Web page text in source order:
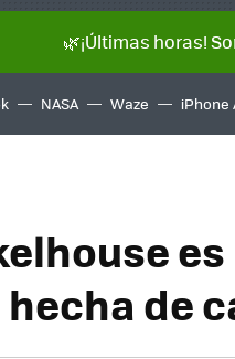
🌿¡Últimas horas!
NASA Waze iPhone
de